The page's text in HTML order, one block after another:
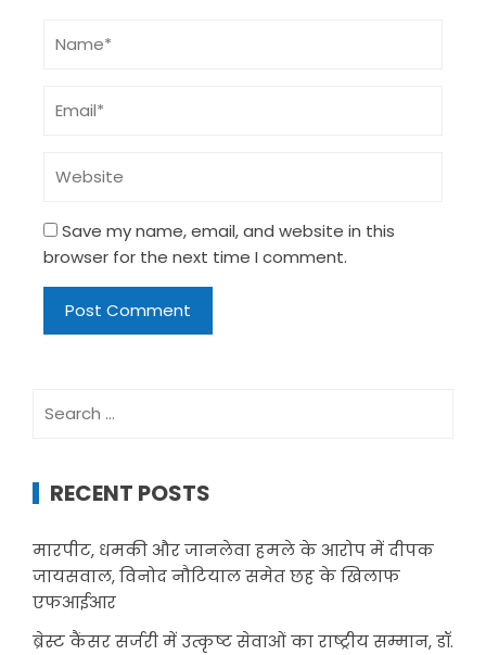
Save my name, email, and website in this
browser for the next time I comment.
for:
RECENT POSTS
मारपीट, धमकी और जानलेवा हमले के आरोप में दीपक
जायसवाल, विनोद नौटियाल समेत छह के खिलाफ
एफआईआर
ब्रेस्ट कैंसर सर्जरी में उत्कृष्ट सेवाओं का राष्ट्रीय सम्मान, डॉ.